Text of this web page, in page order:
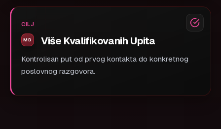
CILJ
Više Kvalifikovanih Upita
Kontrolisan put od prvog kontakta do konkretnog
poslovnog razgovora.